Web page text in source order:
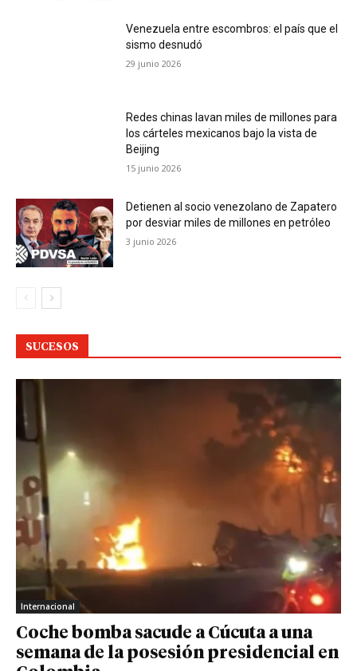
Venezuela entre escombros: el país que el
sismo desnudó
29 junio 2026
Redes chinas lavan miles de millones para
los cárteles mexicanos bajo la vista de
Beijing
15 junio 2026
Detienen al socio venezolano de Zapatero
por desviar miles de millones en petróleo
3 junio 2026
SUCESOS
Internacional
Coche bomba sacude a Cúcuta a una
semana de la posesión presidencial en